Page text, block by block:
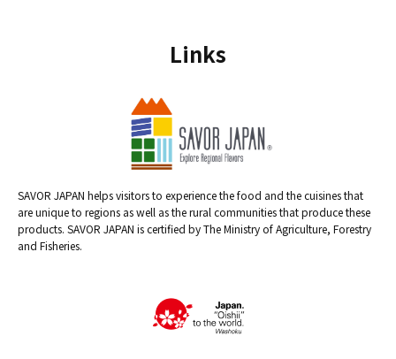
Links
SAVOR JAPAN helps visitors to experience the food and the cuisines that
are unique to regions as well as the rural communities that produce these
products. SAVOR JAPAN is certified by The Ministry of Agriculture, Forestry
and Fisheries.